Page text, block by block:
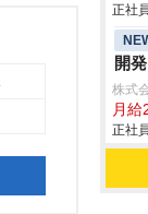
正社
開
株式
月給
正社